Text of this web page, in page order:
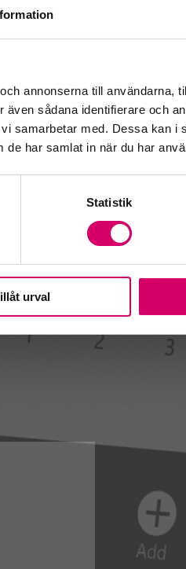
annonserna till användarna,
sådana identifierare och
samarbetar med. Dessa kan i
har samlat in när du har
Statistik
urval